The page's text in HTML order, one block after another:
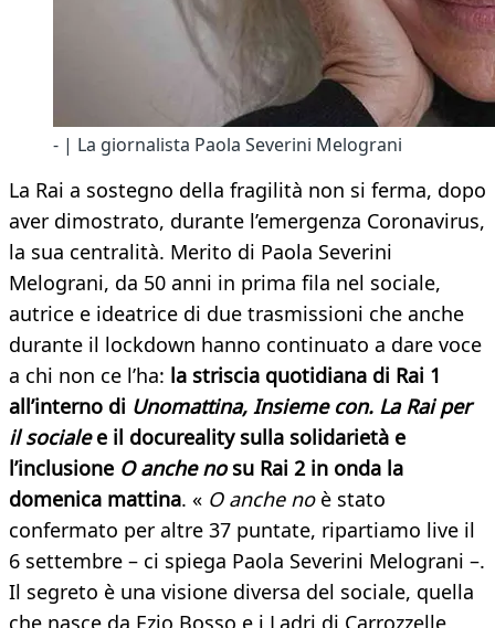
- | La giornalista Paola Severini Melograni
La Rai a sostegno della fragilità non si ferma, dopo
aver dimostrato, durante l’emergenza Coronavirus,
la sua centralità. Merito di Paola Severini
Melograni, da 50 anni in prima fila nel sociale,
autrice e ideatrice di due trasmissioni che anche
durante il lockdown hanno continuato a dare voce
a chi non ce l’ha: la striscia quotidiana di Rai 1
all’interno di Unomattina, Insieme con. La Rai per
il socialee il docureality sulla solidarietà e
l’inclusione O anche nosu Rai 2 in onda la
domenica mattina. « O anche noè stato
confermato per altre 37 puntate, ripartiamo live il
6 settembre – ci spiega Paola Severini Melograni –.
Il segreto è una visione diversa del sociale, quella
che nasce da Ezio Bosso e i Ladri di Carrozzelle,